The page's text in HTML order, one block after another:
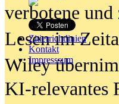
Zitierrichtlinien
Kontakt
Impresssum
verbotene
Lesen im
Wiley
KI-relevantes